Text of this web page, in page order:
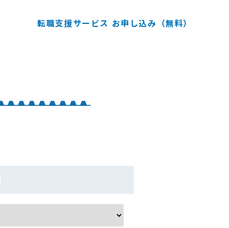
転職支援サービス お申し込み（無料）